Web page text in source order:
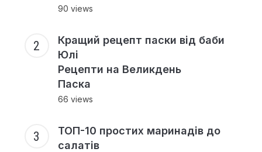
90 views
Кращий рецепт паски від баби
Юлі
Рецепти на Великдень
Паска
66 views
ТОП-10 простих маринадів до
салатів